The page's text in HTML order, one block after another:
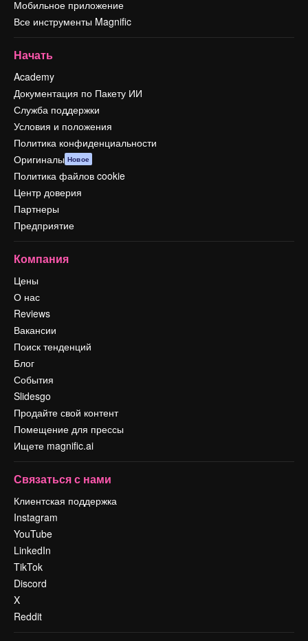
Мобильное приложение
Все инструменты Magnific
Начать
Academy
Документация по Пакету ИИ
Служба поддержки
Условия и положения
Политика конфиденциальности
Оригиналы Новое
Политика файлов cookie
Центр доверия
Партнеры
Предприятие
Компания
Цены
О нас
Reviews
Вакансии
Поиск тенденций
Блог
События
Slidesgo
Продайте свой контент
Помещение для прессы
Ищете magnific.ai
Связаться с нами
Клиентская поддержка
Instagram
YouTube
LinkedIn
TikTok
Discord
X
Reddit